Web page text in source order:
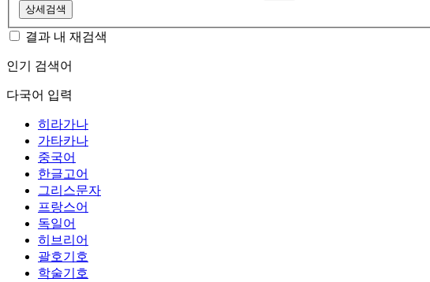
상세검색
결과 내 재검색
인기 검색어
다국어 입력
히라가나
가타카나
중국어
한글고어
그리스문자
프랑스어
독일어
히브리어
괄호기호
학술기호